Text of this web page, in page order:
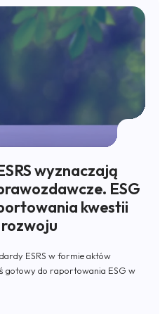
wyznaczają
ESG
kwestii
ESRS w formie aktów
gotowy do raportowania ESG w